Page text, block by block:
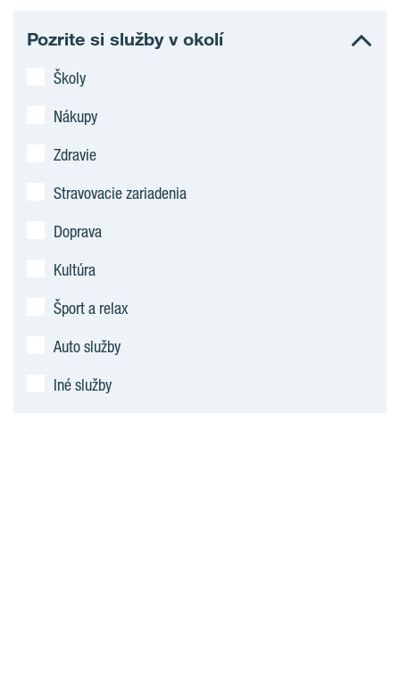
Pozrite si služby v okolí
Školy
Nákupy
Zdravie
Stravovacie zariadenia
Doprava
Kultúra
Šport a relax
Auto služby
Iné služby